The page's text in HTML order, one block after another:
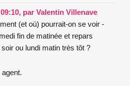
, par Valentin Villenave
(et où) pourrait-on se voir -
fin de matinée et repars
ou lundi matin très tôt ?